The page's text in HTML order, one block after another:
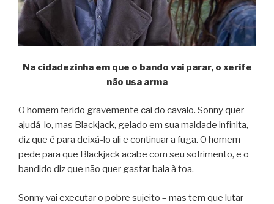
Na cidadezinha em que o bando vai parar, o xerife
não usa arma
O homem ferido gravemente cai do cavalo. Sonny quer
ajudá-lo, mas Blackjack, gelado em sua maldade infinita,
diz que é para deixá-lo ali e continuar a fuga. O homem
pede para que Blackjack acabe com seu sofrimento, e o
bandido diz que não quer gastar bala à toa.
Sonny vai executar o pobre sujeito – mas tem que lutar